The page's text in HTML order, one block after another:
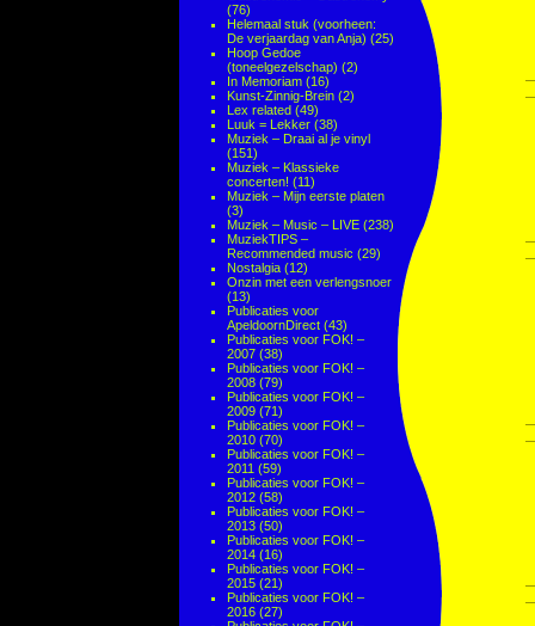
(76)
Helemaal stuk (voorheen:
De verjaardag van Anja) (25)
Hoop Gedoe
(toneelgezelschap) (2)
In Memoriam (16)
Kunst-Zinnig-Brein (2)
Lex related (49)
Luuk = Lekker (38)
Muziek – Draai al je vinyl
(151)
Muziek – Klassieke
concerten! (11)
Muziek – Mijn eerste platen
(3)
Muziek – Music – LIVE (238)
MuziekTIPS –
Recommended music (29)
Nostalgia (12)
Onzin met een verlengsnoer
(13)
Publicaties voor
ApeldoornDirect (43)
Publicaties voor FOK! –
2007 (38)
Publicaties voor FOK! –
2008 (79)
Publicaties voor FOK! –
2009 (71)
Publicaties voor FOK! –
2010 (70)
Publicaties voor FOK! –
2011 (59)
Publicaties voor FOK! –
2012 (58)
Publicaties voor FOK! –
2013 (50)
Publicaties voor FOK! –
2014 (16)
Publicaties voor FOK! –
2015 (21)
Publicaties voor FOK! –
2016 (27)